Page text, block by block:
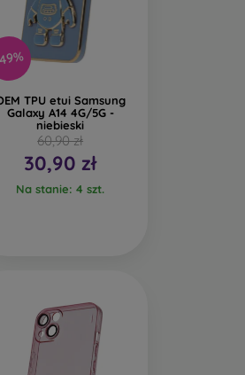
TPU etui Samsung
Galaxy A14 4G/5G -
niebieski
60,90 zł
30,90 zł
Na stanie: 4 szt.